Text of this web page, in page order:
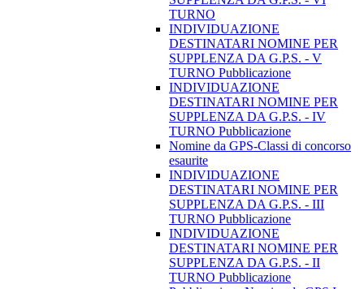
TURNO
INDIVIDUAZIONE
DESTINATARI NOMINE PER
SUPPLENZA DA G.P.S. - V
TURNO Pubblicazione
INDIVIDUAZIONE
DESTINATARI NOMINE PER
SUPPLENZA DA G.P.S. - IV
TURNO Pubblicazione
Nomine da GPS-Classi di concorso
esaurite
INDIVIDUAZIONE
DESTINATARI NOMINE PER
SUPPLENZA DA G.P.S. - III
TURNO Pubblicazione
INDIVIDUAZIONE
DESTINATARI NOMINE PER
SUPPLENZA DA G.P.S. - II
TURNO Pubblicazione